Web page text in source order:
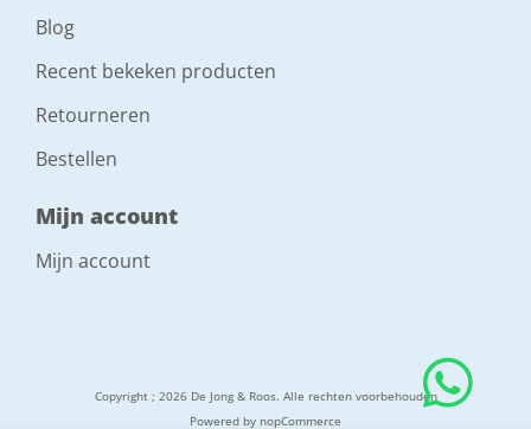
Blog
Recent bekeken producten
Retourneren
Bestellen
Mijn account
Mijn account
Copyright ; 2026 De Jong & Roos. Alle rechten voorbehouden
Powered by nopCommerce